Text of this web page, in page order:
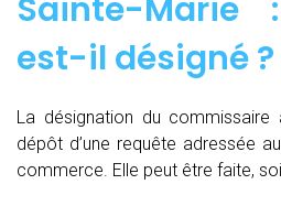
Sainte-Marie
est-il désigné ?
La désignation du
dépôt d’une requête adressée
commerce. Elle peut être faite,